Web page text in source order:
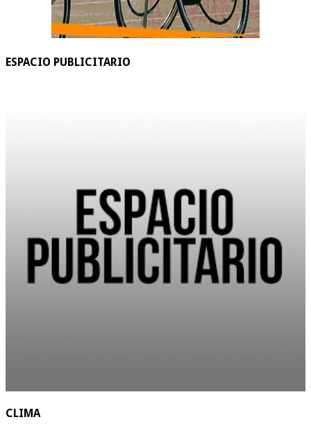
ESPACIO PUBLICITARIO
CLIMA